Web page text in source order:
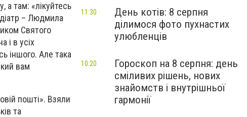
а там: «лікуйтесь
– Людмила
Святого
і в усіх
іншого. Але така
вам
пошті». Взяли
та
День котів: 8 серпня
ділимося фото пухнастих
улюбленців
11:30
Гороскоп на 8 серпня: день
сміливих рішень, нових
знайомств і внутрішньої
гармонії
10:20